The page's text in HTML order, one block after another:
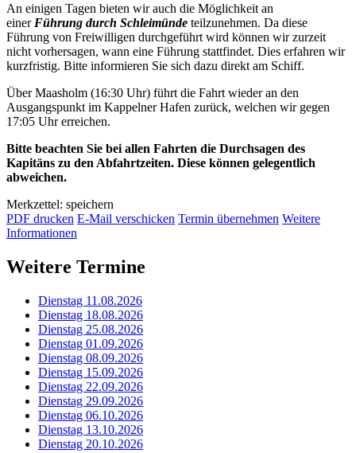
An einigen Tagen bieten wir auch die Möglichkeit an
einer Führung durch Schleimünde teilzunehmen. Da diese
Führung von Freiwilligen durchgeführt wird können wir zurzeit
nicht vorhersagen, wann eine Führung stattfindet. Dies erfahren wir
kurzfristig. Bitte informieren Sie sich dazu direkt am Schiff.
Über Maasholm (16:30 Uhr) führt die Fahrt wieder an den
Ausgangspunkt im Kappelner Hafen zurück, welchen wir gegen
17:05 Uhr erreichen.
Bitte beachten Sie bei allen Fahrten die Durchsagen des
Kapitäns zu den Abfahrtzeiten. Diese können gelegentlich
abweichen.
Merkzettel: speichern
PDF drucken E-Mail verschicken Termin übernehmen Weitere
Informationen
Weitere Termine
Dienstag 11.08.2026
Dienstag 18.08.2026
Dienstag 25.08.2026
Dienstag 01.09.2026
Dienstag 08.09.2026
Dienstag 15.09.2026
Dienstag 22.09.2026
Dienstag 29.09.2026
Dienstag 06.10.2026
Dienstag 13.10.2026
Dienstag 20.10.2026